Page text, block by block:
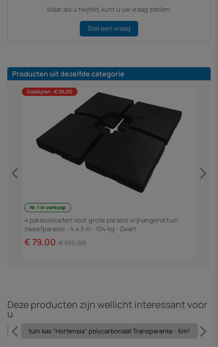
Maar als u twijfelt, kunt u uw vraag stellen.
Stel een vraag
Producten uit dezelfde categorie
Goed plan -€ 26,00
Nr. 1 in verkoop
4 parasolvoeten voor grote parasol vrijhangend tuin
zweefparasol - 4 x 3 m - 104 kg - Zwart
€ 79,00 € 105,00
Deze producten zijn wellicht interessant voor
u
tuin kas "Hortensia" polycarbonaat Transparante - 6m²